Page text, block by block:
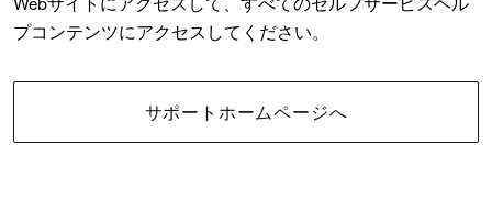
プコンテンツにアクセスしてください。
サポートホームページへ